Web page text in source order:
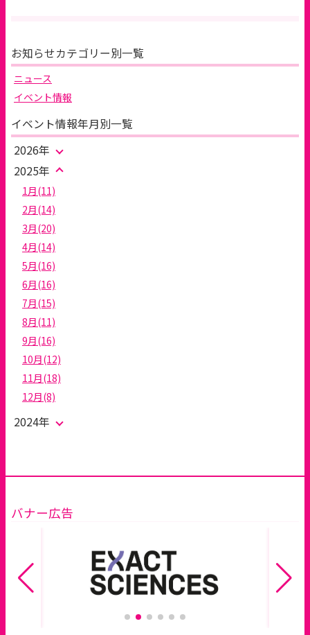
お知らせカテゴリー別一覧
ニュース
イベント情報
イベント情報年月別一覧
2026年
2025年
1月(11)
2月(14)
3月(20)
4月(14)
5月(16)
6月(16)
7月(15)
8月(11)
9月(16)
10月(12)
11月(18)
12月(8)
2024年
バナー広告